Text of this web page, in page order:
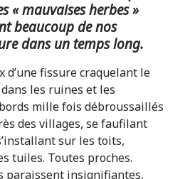
« mauvaises herbes »
beaucoup de nos
dans un temps long.
d’une fissure craquelant le
les ruines et les
mille fois débroussaillés
des villages, se faufilant
sur les toits,
tuiles. Toutes proches.
paraissent insignifiantes,